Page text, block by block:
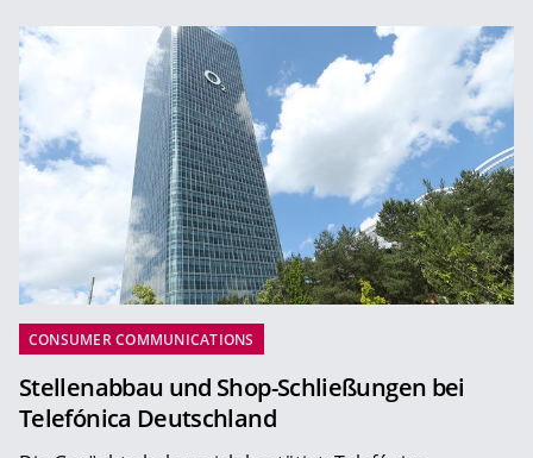
CONSUMER COMMUNICATIONS
Stellenabbau und Shop-Schließungen bei
Telefónica Deutschland